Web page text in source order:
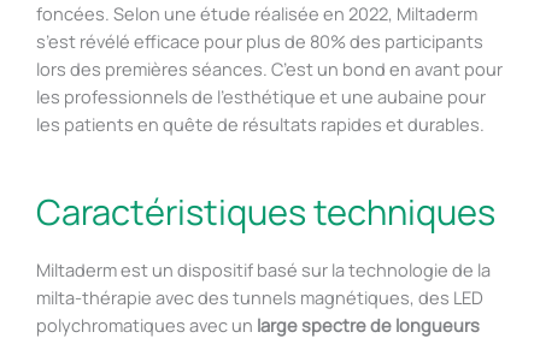
foncées. Selon une étude réalisée en 2022, Miltaderm
s’est révélé efficace pour plus de 80% des participants
lors des premières séances. C’est un bond en avant pour
les professionnels de l’esthétique et une aubaine pour
les patients en quête de résultats rapides et durables.
Caractéristiques techniques
Miltaderm est un dispositif basé sur la technologie de la
milta-thérapie avec des tunnels magnétiques, des LED
polychromatiques avec un large spectre de longueurs